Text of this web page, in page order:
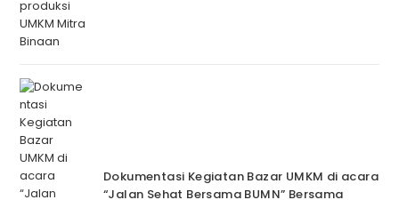
Dokumentasi Kegiatan Bazar UMKM di acara
“Jalan Sehat Bersama BUMN” Bersama